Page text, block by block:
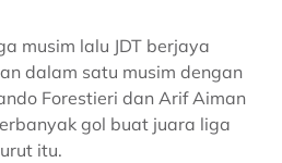
musim lalu JDT berjaya
dalam satu musim dengan
Forestieri dan Arif Aiman
gol buat juara liga
itu.